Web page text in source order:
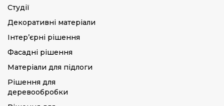
Студії
Декоративні матеріали
Інтер’єрні рішення
Фасадні рішення
Матеріали для підлоги
Рішення для
деревообробки